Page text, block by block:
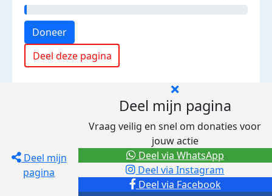
Doneer
Deel deze pagina
Deel mijn
pagina
Deel mijn pagina
Vraag veilig en snel om donaties voor
jouw actie
Deel via Facebook
Deel via Instagram
Deel via WhatsApp